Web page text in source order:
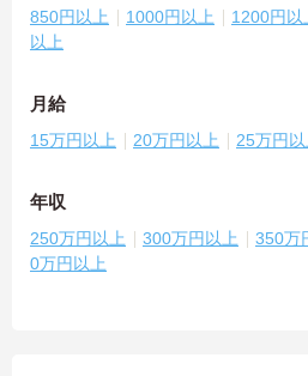
850円以上 1000円以上 1200円以
以上
月給
15万円以上 20万円以上 25万円以
年収
250万円以上 300万円以上 350万
0万円以上